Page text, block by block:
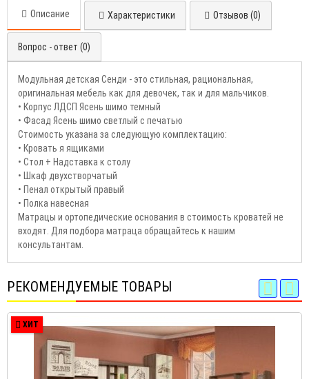
Описание Характеристики Отзывов (0)
Вопрос - ответ (0)
Модульная детская Сенди - это стильная, рациональная,
оригинальная мебель как для девочек, так и для мальчиков.
• Корпус ЛДСП Ясень шимо темный
• Фасад Ясень шимо светлый с печатью
Стоимость указана за следующую комплектацию:
• Кровать я ящиками
• Стол + Надставка к столу
• Шкаф двухстворчатый
• Пенал открытый правый
• Полка навесная
Матрацы и ортопедические основания в стоимость кроватей не
входят. Для подбора матраца обращайтесь к нашим
консультантам.
РЕКОМЕНДУЕМЫЕ ТОВАРЫ
ХИТ